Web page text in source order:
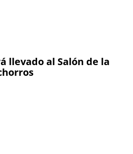
llevado al Salón de la